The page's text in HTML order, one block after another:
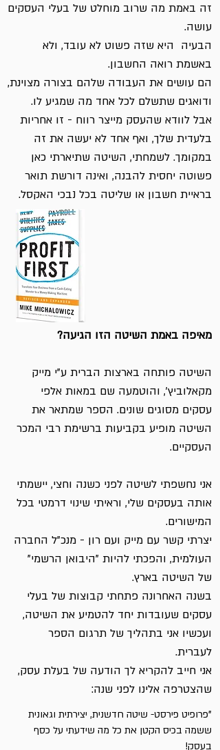
מאיפה באמת השיטה הזו הגיעה?
השיטה פותחה בארצות הברית ע"י מייק
מקאלוביץ', והוטמעה שם במאות אלפי
עסקים מסוגים שונים. הספר שמתאר את
השיטה מופיע בקביעות ברשימת רבי המכר
העסקיים.
אני נחשפתי לשיטה לפני כשנה וחצי, יישמתי
אותה בעסקים שלי, וראיתי שינוי דרמטי בכל
המישורים.
יצרתי קשר עם מייק ועם רון - מנכ"ל החברה
העולמית, והפכתי להיות "היבואן הרשמי"
של השיטה בארץ.
בשנה האחרונה פתחתי קבוצות של בעלי
עסקים שעובדות יחד להטמיע את השיטה,
ועכשיו אני בתהליך של תרגום הספר
לעברית.
אני חייב להקריא לך הודעה של בעלת עסק,
שהצטרפה אלינו לפני שנה:
זה באמת מה שרוב מוחלט של בעלי העסקים
עושה.
הבעיה היא שזה פשוט לא עובד, ולא
באשמת רואה החשבון.
הם עושים את העבודה שלהם בצורה מצוינת,
ודואגים שתשלם לכל אחד מה שמגיע לו.
אבל לוודא שהעסק מייצר רווח - זו אחריות
בלעדית שלך, ואף אחד לא יעשה את זה
במקומך. לשמחתי, השיטה שתיארתי כאן
פשוטה יחסית להבנה, ואינה דורשת תואר
בראיית חשבון או שליטה בכל נבכי האקסל.
"פרופיט פירסט- שיטה חדשנית, יצירתית וגאונית
ששמה בכיס הקטן את כל מה שידעתי על כסף
בעסק!